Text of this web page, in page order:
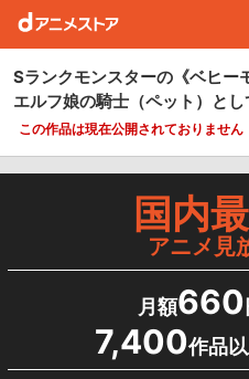
Sランクモンスターの《ベヒー
エルフ娘の騎士（ペット）と
この作品は現在公開されておりません
国内
アニメ見
月額660
7,400作品